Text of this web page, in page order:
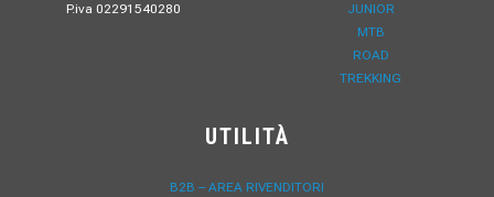
P.iva 02291540280
JUNIOR
MTB
ROAD
TREKKING
UTILITÀ
B2B – AREA RIVENDITORI